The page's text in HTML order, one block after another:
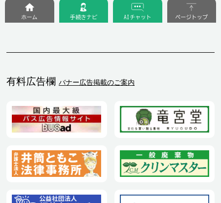
有料広告欄 バナー広告掲載のご案内
ホーム 手続きナビ AIチャット ページトップ